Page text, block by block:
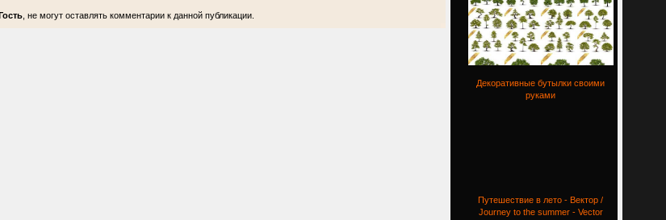
, не могут оставлять комментарии к данной публикации.
Декоративные бутылки своими
руками
Путешествие в лето - Вектор /
Journey to the summer - Vector